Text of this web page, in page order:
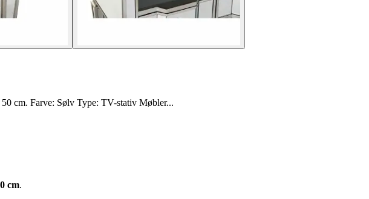
cm. Farve: Sølv Type: TV-stativ Møbler...
cm.